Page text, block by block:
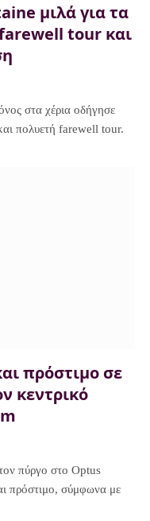
μιλά για τα
tour και
στα χέρια οδήγησε
πολυετή farewell tour.
πρόστιμο σε
κεντρικό
πύργο στο Optus
πρόστιμο, σύμφωνα με